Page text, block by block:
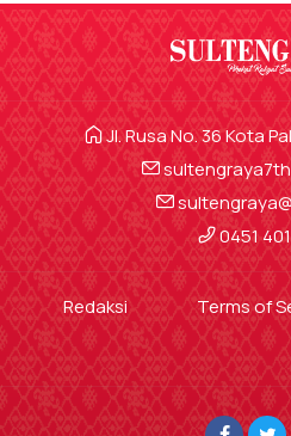
Jl. Rusa No. 36 Kota
0451
Redaksi Terms of